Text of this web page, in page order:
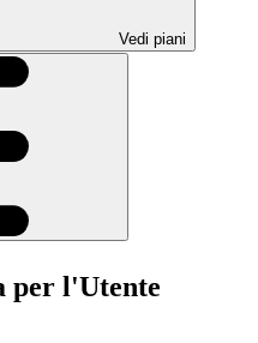
Vedi piani
per l'Utente